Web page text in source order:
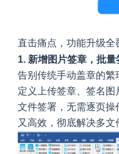
直击痛点，功能升级全
1. 新增图片签章，批量
告别传统手动盖章的繁
定义上传签章、签名
文件签署，无需逐页
又高效，彻底解决多文